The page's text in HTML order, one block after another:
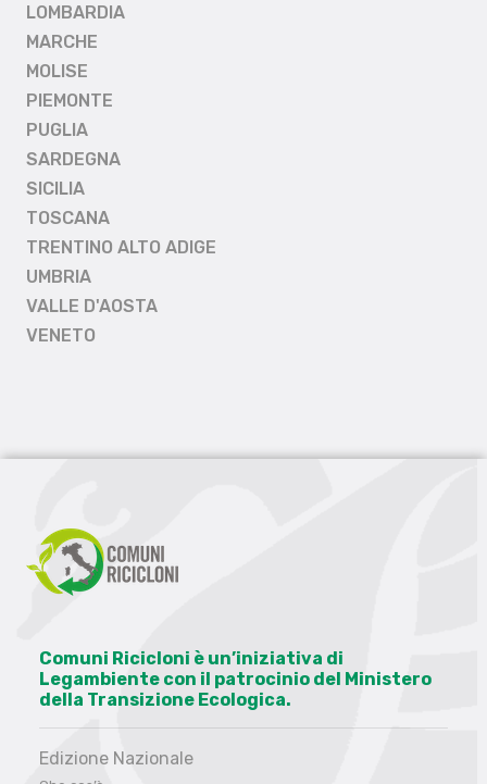
LOMBARDIA
MARCHE
MOLISE
PIEMONTE
PUGLIA
SARDEGNA
SICILIA
TOSCANA
TRENTINO ALTO ADIGE
UMBRIA
VALLE D'AOSTA
VENETO
Comuni Ricicloni è un’iniziativa di
Legambiente con il patrocinio del Ministero
della Transizione Ecologica.
Edizione Nazionale